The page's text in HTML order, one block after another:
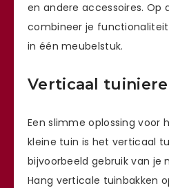
en andere accessoires. Op
combineer je
in één meubelstuk.
Verticaal
Een slimme oplossing voor
kleine tuin is het verticaal
bijvoorbeeld gebruik van je
Hang verticale tuinbakken